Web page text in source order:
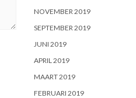
NOVEMBER 2019
SEPTEMBER 2019
JUNI 2019
APRIL 2019
MAART 2019
FEBRUARI 2019